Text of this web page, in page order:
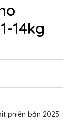
14kg
phiên bản 2025